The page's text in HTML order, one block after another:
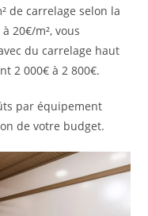
de carrelage selon la
20€/m², vous
du carrelage haut
2 000€ à 2 800€.
par équipement
de votre budget.